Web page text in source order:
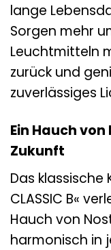
lange
Sorgen mehr
Leuchtmitteln
zurück und
zuverlässiges
Ein Hauch
Zukunft
Das klassische
CLASSIC B«
Hauch von
harmonisch in